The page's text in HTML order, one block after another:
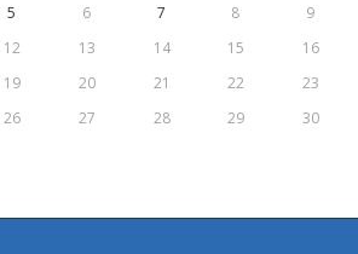
5 6 7 8
9
12 13 14 15
16
19 20 21 22
23
26 27 28 29
30